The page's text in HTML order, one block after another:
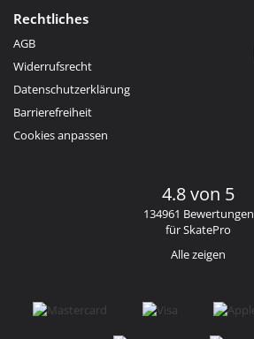
Rechtliches
AGB
Widerrufsrecht
Datenschutzerklärung
Barrierefreiheit
Cookies anpassen
4.8 von 5
134961 Bewertungen
für SkatePro
Alle zeigen